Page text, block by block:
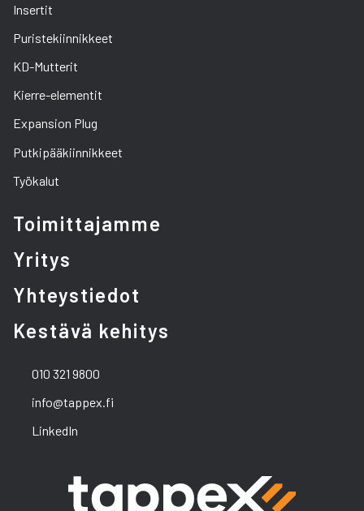
Insertit
Puristekiinnikkeet
KD-Mutterit
Kierre-elementit
Expansion Plug
Putkipääkiinnikkeet
Työkalut
Toimittajamme
Yritys
Yhteystiedot
Kestävä kehitys
010 321 9800
info@tappex.fi
LinkedIn